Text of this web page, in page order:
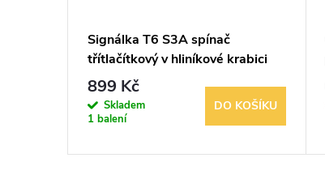
Signálka T6 S3A spínač
třítlačítkový v hliníkové krabici
899 Kč
Skladem
1 balení
DO KOŠÍKU